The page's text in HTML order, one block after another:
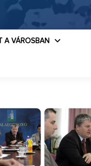
A VÁROSBAN